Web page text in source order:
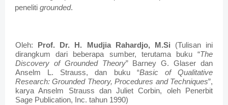
peneliti grounded.
Oleh: Prof. Dr. H. Mudjia Rahardjo, M.Si (Tulisan ini
dirangkum dari beberapa sumber, terutama buku “The
Discovery of Grounded Theory” Barney G. Glaser dan
Anselm L. Strauss, dan buku “Basic of Qualitative
Research: Grounded Theory, Procedures and Techniques”,
karya Anselm Strauss dan Juliet Corbin, oleh Penerbit
Sage Publication, Inc. tahun 1990)